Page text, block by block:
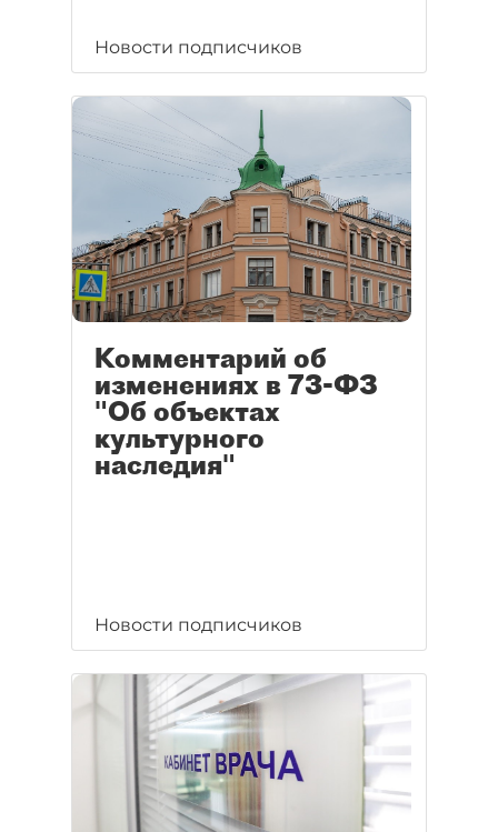
Новости подписчиков
Комментарий об
изменениях в 73-ФЗ
"Об объектах
культурного
наследия"
Новости подписчиков